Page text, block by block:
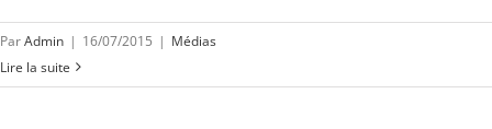
ParAdmin | 16/07/2015 | Médias
Lire la suite